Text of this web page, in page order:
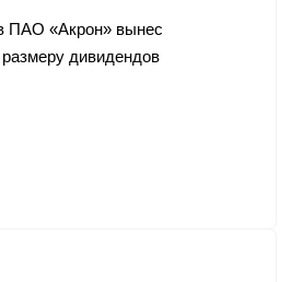
ПАО «Акрон» вынес
дивидендов